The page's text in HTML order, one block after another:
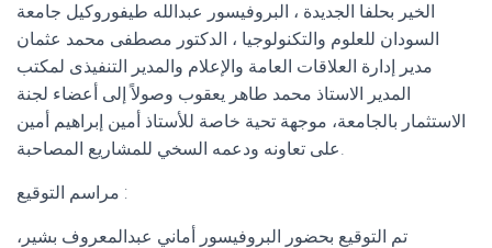
الخير بحلفا الجديدة ، البروفيسور عبدالله طيفوروكيل جامعة
السودان للعلوم والتكنولوجيا ، الدكتور مصطفى محمد عثمان
مدير إدارة العلاقات العامة والإعلام والمدير التنفيذى لمكتب
المدير الاستاذ محمد طاهر يعقوب وصولاً إلى أعضاء لجنة
الاستثمار بالجامعة، موجهة تحية خاصة للأستاذ أمين إبراهيم أمين
على تعاونه ودعمه السخي للمشاريع المصاحبة.
مراسم التوقيع :
تم التوقيع بحضور البروفيسور أماني عبدالمعروف بشير،